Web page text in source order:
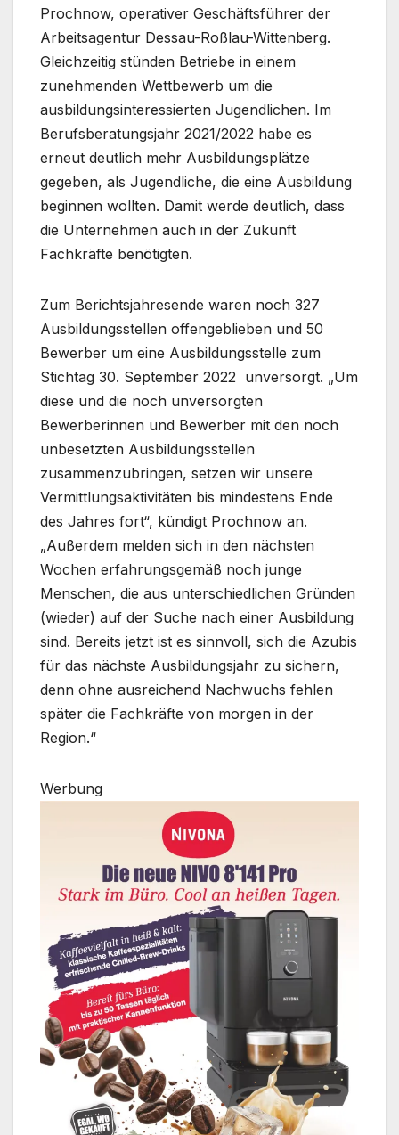
Prochnow, operativer Geschäftsführer der
Arbeitsagentur Dessau-Roßlau-Wittenberg.
Gleichzeitig stünden Betriebe in einem
zunehmenden Wettbewerb um die
ausbildungsinteressierten Jugendlichen. Im
Berufsberatungsjahr 2021/2022 habe es
erneut deutlich mehr Ausbildungsplätze
gegeben, als Jugendliche, die eine Ausbildung
beginnen wollten. Damit werde deutlich, dass
die Unternehmen auch in der Zukunft
Fachkräfte benötigten.
Zum Berichtsjahresende waren noch 327
Ausbildungsstellen offengeblieben und 50
Bewerber um eine Ausbildungsstelle zum
Stichtag 30. September 2022 unversorgt. „Um
diese und die noch unversorgten
Bewerberinnen und Bewerber mit den noch
unbesetzten Ausbildungsstellen
zusammenzubringen, setzen wir unsere
Vermittlungsaktivitäten bis mindestens Ende
des Jahres fort“, kündigt Prochnow an.
„Außerdem melden sich in den nächsten
Wochen erfahrungsgemäß noch junge
Menschen, die aus unterschiedlichen Gründen
(wieder) auf der Suche nach einer Ausbildung
sind. Bereits jetzt ist es sinnvoll, sich die Azubis
für das nächste Ausbildungsjahr zu sichern,
denn ohne ausreichend Nachwuchs fehlen
später die Fachkräfte von morgen in der
Region.“
Werbung